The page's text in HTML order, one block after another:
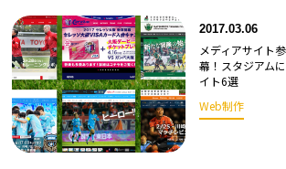
2017.03.06
メディアサイト
幕！スタジアム
イト6選
Web制作